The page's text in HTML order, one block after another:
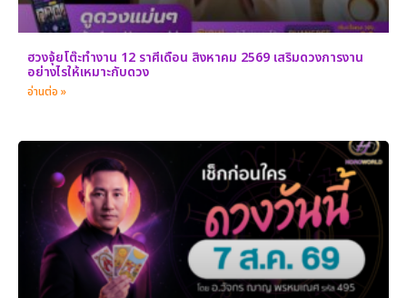
ฮวงจุ้ยโต๊ะทำงาน 12 ราศีเดือน สิงหาคม 2569 เสริมดวงการงาน
อย่างไรให้เหมาะกับดวง
อ่านต่อ »